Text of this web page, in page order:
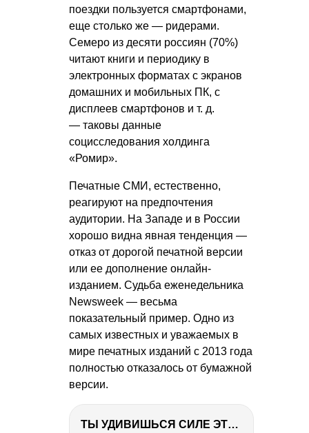
поездки пользуется смартфонами,
еще столько же — ридерами.
Семеро из десяти россиян (70%)
читают книги и периодику в
электронных форматах с экранов
домашних и мобильных ПК, с
дисплеев смартфонов и т. д.
— таковы данные
социсследования холдинга
«Ромир».
Печатные СМИ, естественно,
реагируют на предпочтения
аудитории. На Западе и в России
хорошо видна явная тенденция —
отказ от дорогой печатной версии
или ее дополнение онлайн-
изданием. Судьба еженедельника
Newsweek — весьма
показательный пример. Одно из
самых известных и уважаемых в
мире печатных изданий с 2013 года
полностью отказалось от бумажной
версии.
ТЫ УДИВИШЬСЯ СИЛЕ ЭТО ЧЕЛОВЕКА! Блог о нашей поездке в Вышний Волочек